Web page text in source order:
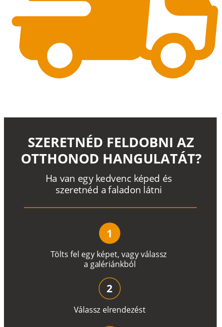
Tölts fel egy képet, vagyválassz
a galériánkból
Ha van egy kedvenc képed és
szeretnéd a faladon látni
SZERETNÉD FELDOBNI AZ
OTTHONOD HANGULATÁT?
1
Válassz elrendezést
2